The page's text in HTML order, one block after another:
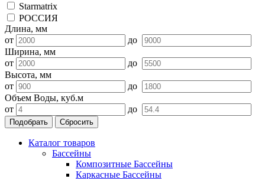
Starmatrix
РОССИЯ
Длина, мм
от
до
Ширина, мм
от
до
Высота, мм
от
до
Объем Воды, куб.м
от
до
Подобрать Сбросить
Каталог товаров
Бассейны
Композитные Бассейны
Каркасные Бассейны